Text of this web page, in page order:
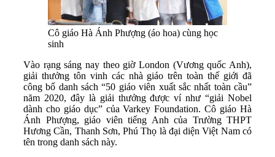
Cô giáo Hà Ánh Phượng (áo hoa) cùng học
sinh
Vào rạng sáng nay theo giờ London (Vương quốc Anh),
giải thưởng tôn vinh các nhà giáo trên toàn thế giới đã
công bố danh sách “50 giáo viên xuất sắc nhất toàn cầu”
năm 2020, đây là giải thưởng được ví như “giải Nobel
dành cho giáo dục” của Varkey Foundation. Cô giáo Hà
Ánh Phượng, giáo viên tiếng Anh của Trường THPT
Hương Cần, Thanh Sơn, Phú Thọ là đại diện Việt Nam có
tên trong danh sách này.